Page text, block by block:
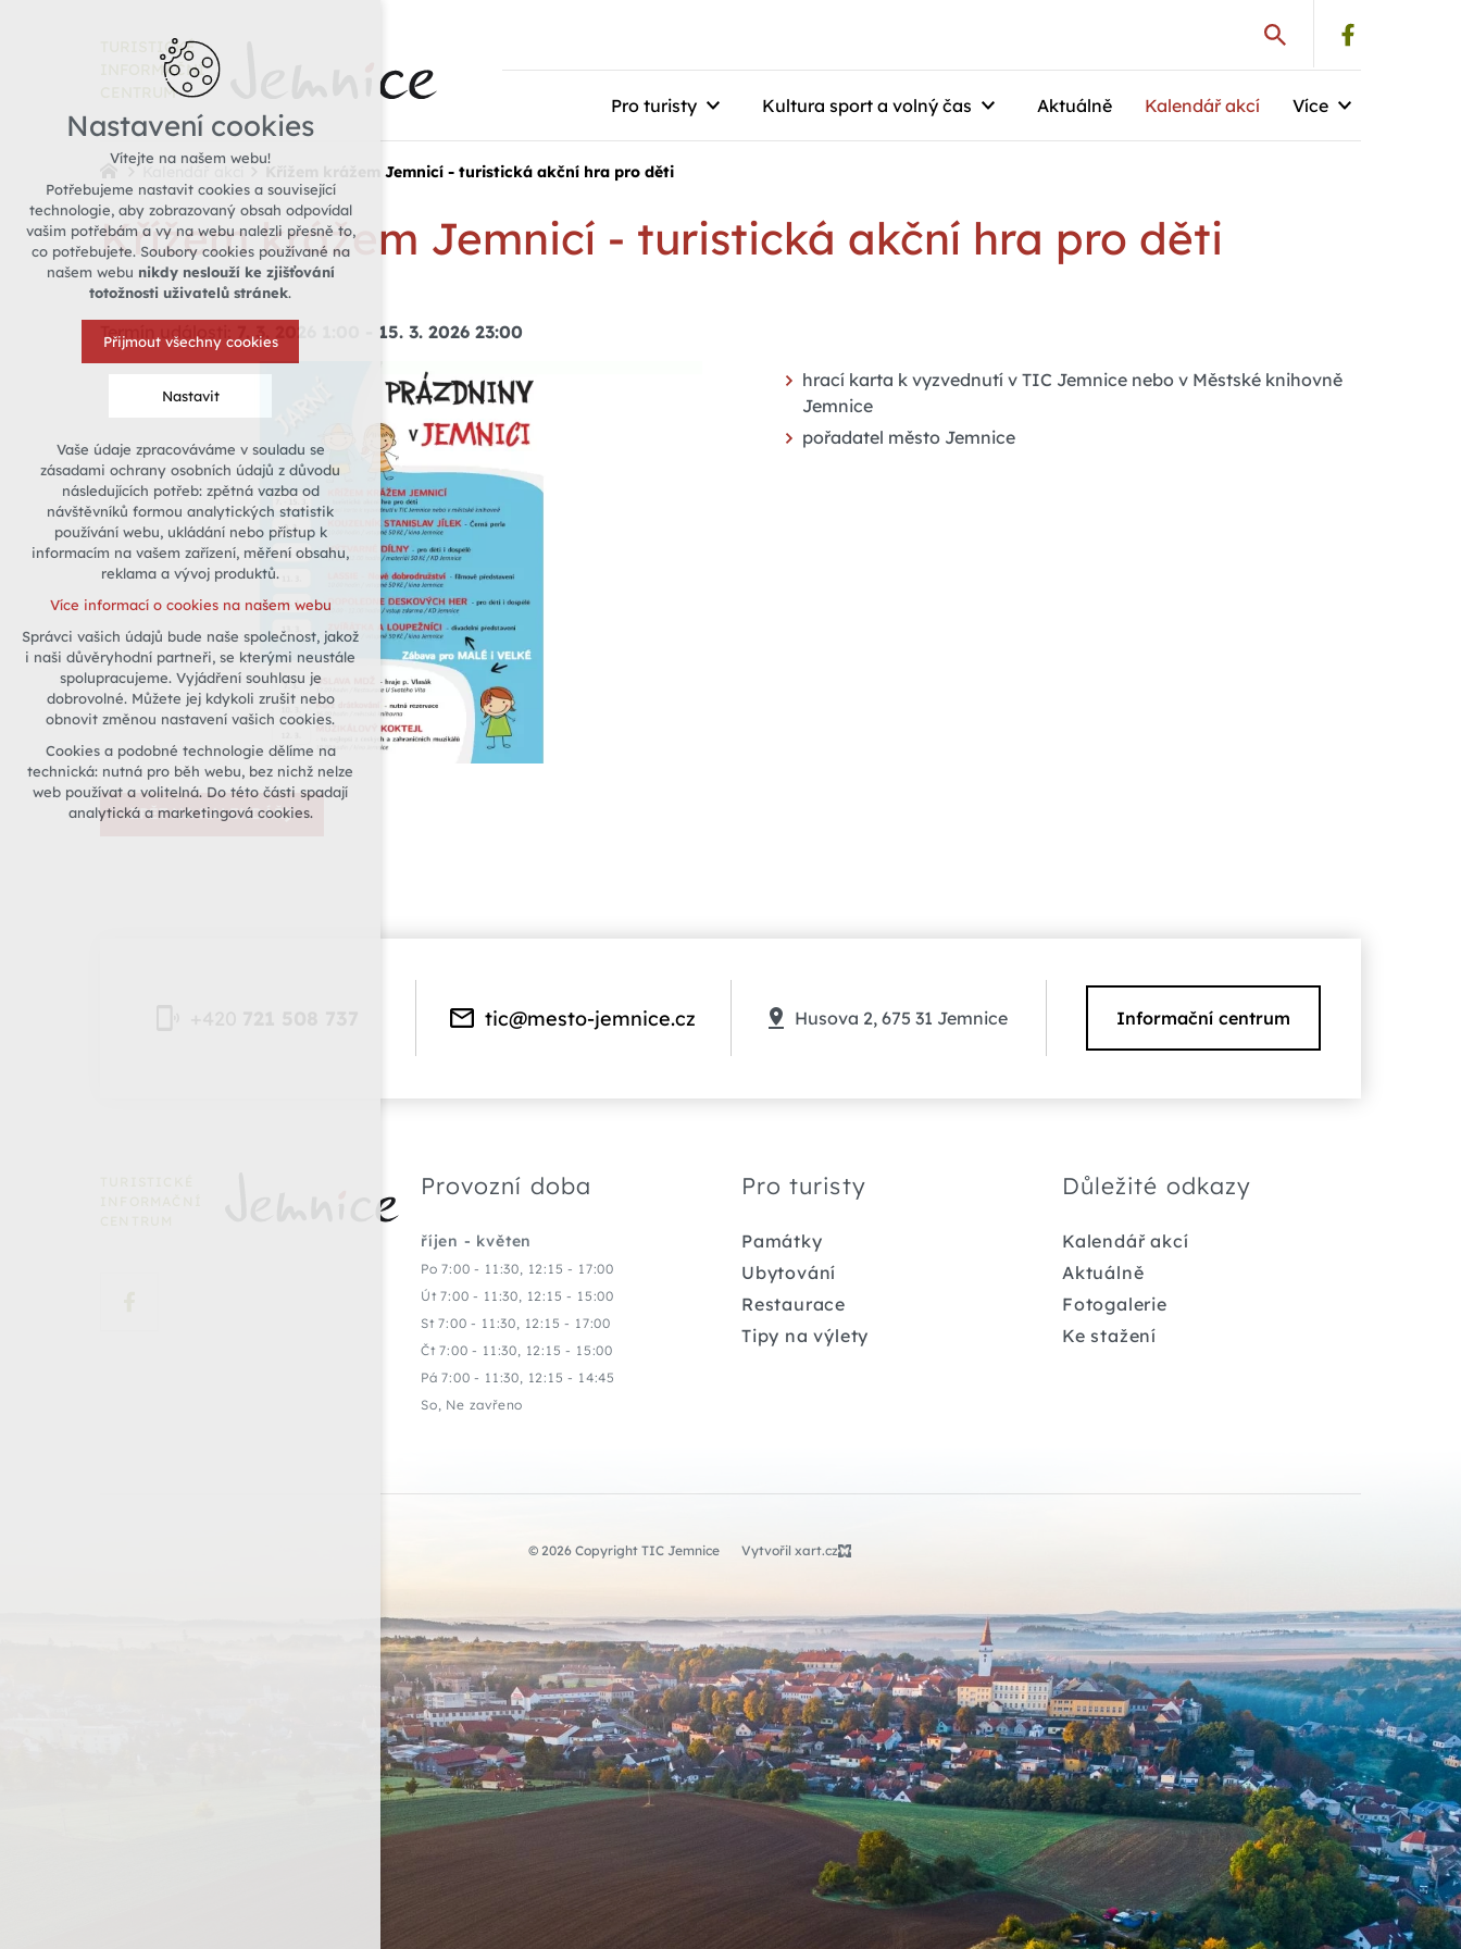
TURISTICKÉ
INFORMAČNÍ
CENTRUM
Pro turisty Kultura sport a volný čas Aktuálně Kalendář akcí Více
Křížem krážem Jemnicí - turistická akční hra pro děti
Křížem krážem Jemnicí - turistická akční hra pro děti
Termín události: 7. 3. 2026 1:00 15. 3. 2026 23:00
hrací karta k vyzvednutí v TIC Jemnice nebo v Městské knihovně
Jemnice
pořadatel město Jemnice
ZPĚT NA KALENDÁŘ
tic@mesto-jemnice.cz Husova 2, 675 31 Jemnice Informační centrum
Provozní doba
říjen - květen
Po 7:00 - 11:30, 12:15 - 17:00
Út 7:00 - 11:30, 12:15 - 15:00
St 7:00 - 11:30, 12:15 - 17:00
Čt 7:00 - 11:30, 12:15 - 15:00
Pá 7:00 - 11:30, 12:15 - 14:45
So, Ne zavřeno
Pro turisty
Památky
Ubytování
Restaurace
Tipy na výlety
Důležité odkazy
Kalendář akcí
Aktuálně
Fotogalerie
Ke stažení
© 2026 Copyright TIC Jemnice Vytvořil xart.cz
Nastavení cookies
Vítejte na našem webu!
Potřebujeme nastavit cookies a související
technologie, aby zobrazovaný obsah odpovídal
vašim potřebám a vy na webu nalezli přesně to,
co potřebujete. Soubory cookies používané na
našem webu nikdy neslouží ke zjišťování
totožnosti uživatelů stránek.
Přijmout všechny cookies
Nastavit
Technická cookies
nutná pro provozování webu
udržení kontextu stránek (session):
případná přihlášení, volby jazyka, apod.
Volitelná cookies
vyhodnocení návštěvnosti
marketingová cookies (Google)
Více informací o cookies na našem webu
Odmítnout vše
Vaše údaje zpracováváme v souladu se
zásadami ochrany osobních údajů z důvodu
následujících potřeb: zpětná vazba od
návštěvníků formou analytických statistik
používání webu, ukládání nebo přístup k
informacím na vašem zařízení, měření obsahu,
reklama a vývoj produktů.
Více informací o cookies na našem webu
Správci vašich údajů bude naše společnost, jakož
i naši důvěryhodní partneři, se kterými neustále
spolupracujeme. Vyjádření souhlasu je
dobrovolné. Můžete jej kdykoli zrušit nebo
obnovit změnou nastavení vašich cookies.
Cookies a podobné technologie dělíme na
technická: nutná pro běh webu, bez nichž nelze
web používat a volitelná. Do této části spadají
analytická a marketingová cookies.